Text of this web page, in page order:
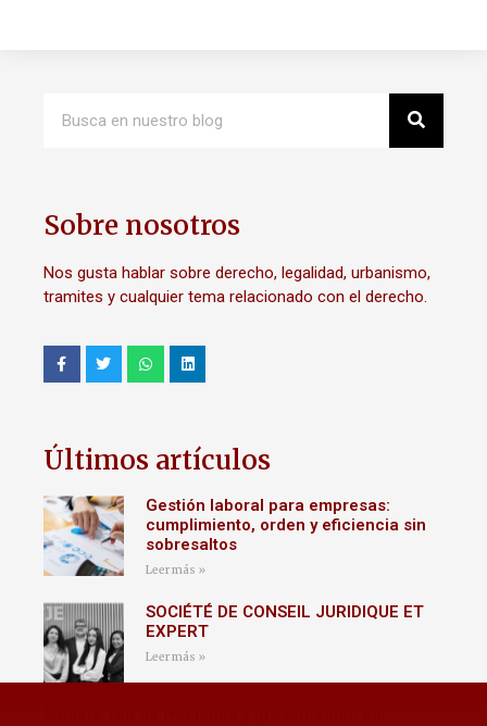
Sobre nosotros
Nos gusta hablar sobre derecho, legalidad, urbanismo,
tramites y cualquier tema relacionado con el derecho.
Últimos artículos
Gestión laboral para empresas:
cumplimiento, orden y eficiencia sin
sobresaltos
Leer más »
SOCIÉTÉ DE CONSEIL JURIDIQUE ET
EXPERT
Leer más »